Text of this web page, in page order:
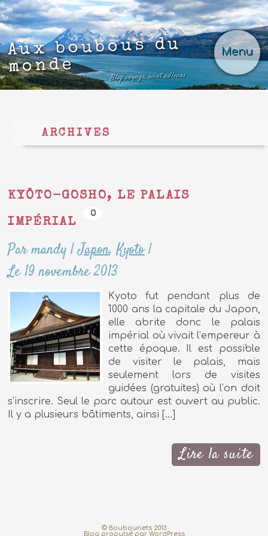
Menu
Aux boubous du
monde
Blog voyage, ici et ailleurs
ARCHIVES
KYŌTO-GOSHO, LE PALAIS
IMPÉRIAL
0
Par mandy |Japon,Kyoto|
Le 19 novembre 2013
Kyoto fut pendant plus de
1000 ans la capitale du Japon,
elle abrite donc le palais
impérial où vivait l’empereur à
cette époque. Il est possible
de visiter le palais, mais
seulement lors de visites
guidées (gratuites) où l’on doit
s’inscrire. Seul le parc autour est ouvert au public.
Il y a plusieurs bâtiments, ainsi […]
Lire la suite
© Boubounets 2013
Blog propulsé par WordPress